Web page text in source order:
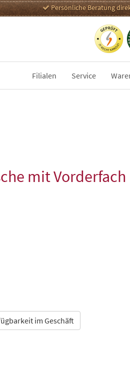
Persönliche Beratung
Filialen Service
mit Vorderfach
im Geschäft